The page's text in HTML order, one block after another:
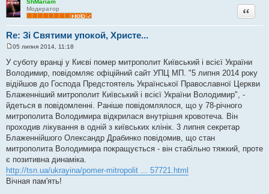
ShMariam
Модератор
Re: Зі Святими упокой, Христе...
Цитата
о
в
і
д
о
м
л
е
н
н
я
05 липня 2014, 11:18
У суботу вранці у Києві помер митрополит Київський і всієї України
Володимир, повідомляє офіційний сайт УПЦ МП. "5 липня 2014 року
відійшов до Господа Предстоятель Української Православної Церкви
Блаженніший митрополит Київський і всієї України Володимир", -
йдеться в повідомленні. Раніше повідомлялося, що у 78-річного
митрополита Володимира відкрилася внутрішня кровотеча. Він
проходив лікування в одній з київських клінік. 3 липня секретар
Блаженнійшого Олександр Драбинко повідомив, що стан
митрополита Володимира покращується - він стабільно тяжкий, проте
є позитивна динаміка.
http://tsn.ua/ukrayina/pomer-mitropolit ... 57721.html
Вічная пам'ять!